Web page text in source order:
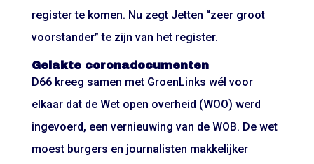
register te komen. Nu zegt Jetten “zeer groot
voorstander” te zijn van het register.
Gelakte coronadocumenten
D66 kreeg samen met GroenLinks wél voor
elkaar dat de Wet open overheid (WOO) werd
ingevoerd, een vernieuwing van de WOB. De wet
moest burgers en journalisten makkelijker